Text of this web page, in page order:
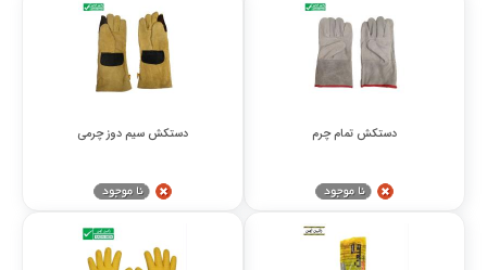
دستکش تمام چرم دستکش سیم دوز چرمی